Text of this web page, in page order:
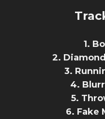
1.
2.
3.
4.
5.
6.